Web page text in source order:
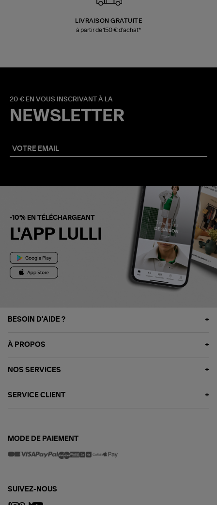
LIVRAISON GRATUITE
à partir de 150 € d'achat*
20 € EN VOUS INSCRIVANT À LA
NEWSLETTER
-10% EN TÉLÉCHARGEANT
L'APP LULLI
BESOIN D'AIDE ?
À PROPOS
NOS SERVICES
SERVICE CLIENT
MODE DE PAIEMENT
SUIVEZ-NOUS